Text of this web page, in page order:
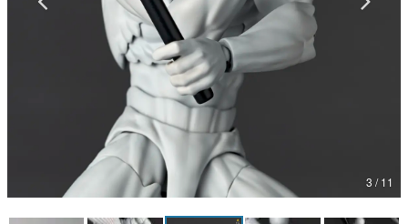
特集記事
その他
電ファミニコゲーマーとは？
3 / 11